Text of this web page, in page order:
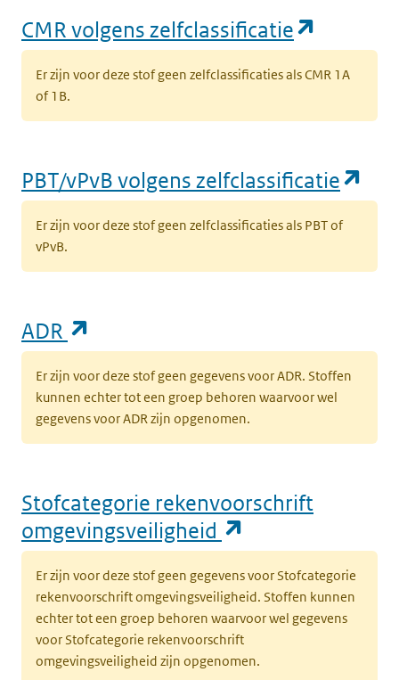
CMR volgens zelfclassificatie
Er zijn voor deze stof geen zelfclassificaties als CMR 1A
of 1B.
PBT/vPvB volgens zelfclassificatie
Er zijn voor deze stof geen zelfclassificaties als PBT of
vPvB.
ADR
Er zijn voor deze stof geen gegevens voor ADR. Stoffen
kunnen echter tot een groep behoren waarvoor wel
gegevens voor ADR zijn opgenomen.
Stofcategorie rekenvoorschrift
omgevingsveiligheid
Er zijn voor deze stof geen gegevens voor Stofcategorie
rekenvoorschrift omgevingsveiligheid. Stoffen kunnen
echter tot een groep behoren waarvoor wel gegevens
voor Stofcategorie rekenvoorschrift
omgevingsveiligheid zijn opgenomen.